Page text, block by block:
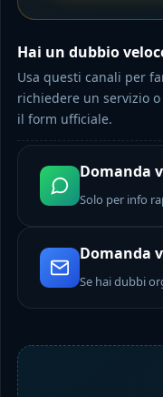
Hai un dubbio
Usa questi canali per
richiedere un servizio
il form ufficiale.
Domanda
Solo per info
Domanda
Se hai dubbi